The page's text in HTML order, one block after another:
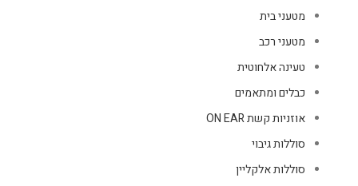
מטעני בית
מטעני רכב
טעינה אלחוטית
כבלים ומתאמים
אוזניות קשת ON EAR
סוללות גיבוי
סוללות אלקליין